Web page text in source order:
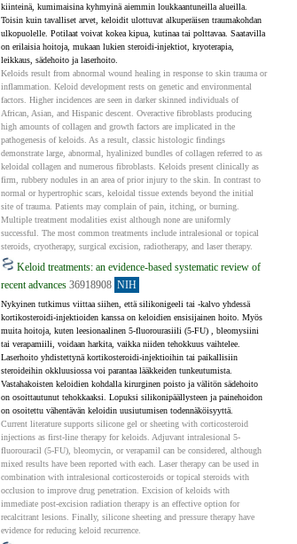
kiinteinä, kumimaisina kyhmyinä aiemmin loukkaantuneilla alueilla.
Toisin kuin tavalliset arvet, keloidit ulottuvat alkuperäisen traumakohdan
ulkopuolelle. Potilaat voivat kokea kipua, kutinaa tai polttavaa. Saatavilla
on erilaisia ​​hoitoja, mukaan lukien steroidi-injektiot, kryoterapia,
leikkaus, sädehoito ja laserhoito.
Keloids result from abnormal wound healing in response to skin trauma or
inflammation. Keloid development rests on genetic and environmental
factors. Higher incidences are seen in darker skinned individuals of
African, Asian, and Hispanic descent. Overactive fibroblasts producing
high amounts of collagen and growth factors are implicated in the
pathogenesis of keloids. As a result, classic histologic findings
demonstrate large, abnormal, hyalinized bundles of collagen referred to as
keloidal collagen and numerous fibroblasts. Keloids present clinically as
firm, rubbery nodules in an area of prior injury to the skin. In contrast to
normal or hypertrophic scars, keloidal tissue extends beyond the initial
site of trauma. Patients may complain of pain, itching, or burning.
Multiple treatment modalities exist although none are uniformly
successful. The most common treatments include intralesional or topical
steroids, cryotherapy, surgical excision, radiotherapy, and laser therapy.
Keloid treatments: an evidence-based systematic review of
recent advances 36918908 NIH
Nykyinen tutkimus viittaa siihen, että silikonigeeli tai -kalvo yhdessä
kortikosteroidi-injektioiden kanssa on keloidien ensisijainen hoito. Myös
muita hoitoja, kuten leesionaalinen 5-fluorourasiili (5-FU) , bleomysiini
tai verapamiili, voidaan harkita, vaikka niiden tehokkuus vaihtelee.
Laserhoito yhdistettynä kortikosteroidi-injektioihin tai paikallisiin
steroideihin okkluusiossa voi parantaa lääkkeiden tunkeutumista.
Vastahakoisten keloidien kohdalla kirurginen poisto ja välitön sädehoito
on osoittautunut tehokkaaksi. Lopuksi silikonipäällysteen ja painehoidon
on osoitettu vähentävän keloidin uusiutumisen todennäköisyyttä.
Current literature supports silicone gel or sheeting with corticosteroid
injections as first-line therapy for keloids. Adjuvant intralesional 5-
fluorouracil (5-FU), bleomycin, or verapamil can be considered, although
mixed results have been reported with each. Laser therapy can be used in
combination with intralesional corticosteroids or topical steroids with
occlusion to improve drug penetration. Excision of keloids with
immediate post-excision radiation therapy is an effective option for
recalcitrant lesions. Finally, silicone sheeting and pressure therapy have
evidence for reducing keloid recurrence.